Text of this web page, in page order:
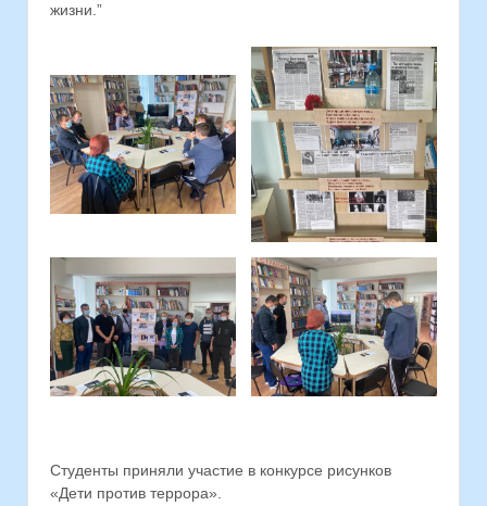
жизни.”
Студенты приняли участие в конкурсе рисунков
«Дети против террора».